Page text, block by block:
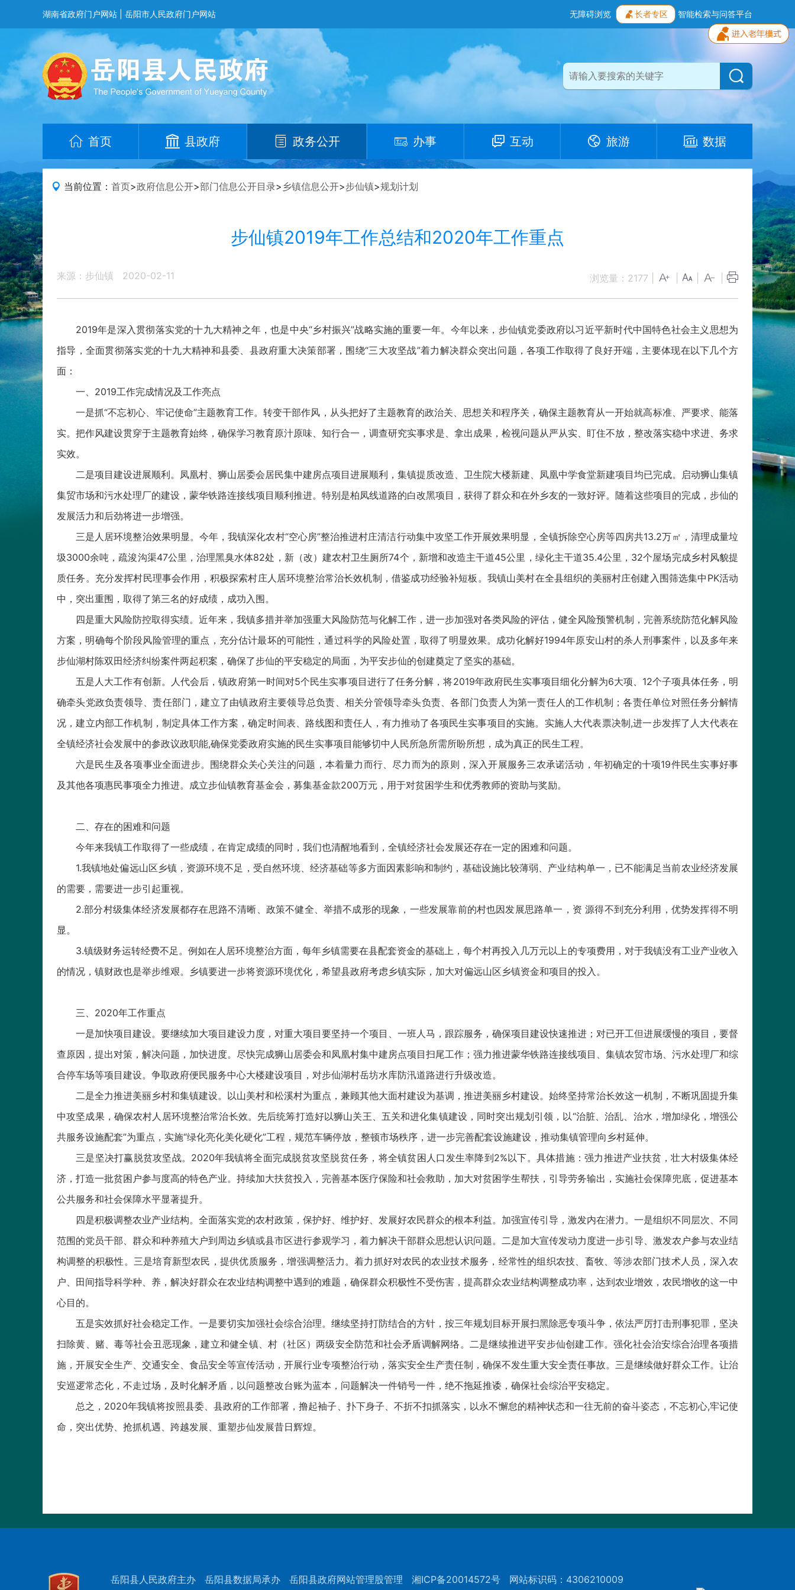
湖南省政府门户网站 岳阳市人民政府门户网站 无障碍浏览 长者专区 智能检索与问答平台
首页 县政府 政务公开 办事 互动 旅游 数据
当前位置： 首页>政府信息公开>部门信息公开目录> 乡镇信息公开>步仙镇>规划计划
步仙镇2019年工作总结和2020年工作重点
来源：步仙镇 2020-02-11 浏览量： 2177
2019年是深入贯彻落实党的十九大精神之年，也是中央“乡村振兴”战略实施的重要一年。今年以来，步仙镇党委政府以习近平新时代中国特色社会主义思想为
指导，全面贯彻落实党的十九大精神和县委、县政府重大决策部署，围绕“三大攻坚战”着力解决群众突出问题，各项工作取得了良好开端，主要体现在以下几个方
面：
一、2019工作完成情况及工作亮点
一是抓“不忘初心、牢记使命”主题教育工作。转变干部作风，从头把好了主题教育的政治关、思想关和程序关，确保主题教育从一开始就高标准、严要求、能落
实。把作风建设贯穿于主题教育始终，确保学习教育原汁原味、知行合一，调查研究实事求是、拿出成果，检视问题从严从实、盯住不放，整改落实稳中求进、务求
实效。
二是项目建设进展顺利。凤凰村、狮山居委会居民集中建房点项目进展顺利，集镇提质改造、卫生院大楼新建、凤凰中学食堂新建项目均已完成。启动狮山集镇
集贸市场和污水处理厂的建设，蒙华铁路连接线项目顺利推进。特别是柏凤线道路的白改黑项目，获得了群众和在外乡友的一致好评。随着这些项目的完成，步仙的
发展活力和后劲将进一步增强。
三是人居环境整治效果明显。今年，我镇深化农村“空心房”整治推进村庄清洁行动集中攻坚工作开展效果明显，全镇拆除空心房等四房共13.2万㎡，清理成量垃
圾3000余吨，疏浚沟渠47公里，治理黑臭水体82处，新（改）建农村卫生厕所74个，新增和改造主干道45公里，绿化主干道35.4公里，32个屋场完成乡村风貌提
质任务。充分发挥村民理事会作用，积极探索村庄人居环境整治常治长效机制，借鉴成功经验补短板。我镇山美村在全县组织的美丽村庄创建入围筛选集中PK活动
中，突出重围，取得了第三名的好成绩，成功入围。
四是重大风险防控取得实绩。近年来，我镇多措并举加强重大风险防范与化解工作，进一步加强对各类风险的评估，健全风险预警机制，完善系统防范化解风险
方案，明确每个阶段风险管理的重点，充分估计最坏的可能性，通过科学的风险处置，取得了明显效果。成功化解好1994年原安山村的杀人刑事案件，以及多年来
步仙湖村陈双田经济纠纷案件两起积案，确保了步仙的平安稳定的局面，为平安步仙的创建奠定了坚实的基础。
五是人大工作有创新。人代会后，镇政府第一时间对5个民生实事项目进行了任务分解，将2019年政府民生实事项目细化分解为6大项、12个子项具体任务，明
确牵头党政负责领导、责任部门，建立了由镇政府主要领导总负责、相关分管领导牵头负责、各部门负责人为第一责任人的工作机制；各责任单位对照任务分解情
况，建立内部工作机制，制定具体工作方案，确定时间表、路线图和责任人，有力推动了各项民生实事项目的实施。实施人大代表票决制,进一步发挥了人大代表在
全镇经济社会发展中的参政议政职能,确保党委政府实施的民生实事项目能够切中人民所急所需所盼所想，成为真正的民生工程。
六是民生及各项事业全面进步。围绕群众关心关注的问题，本着量力而行、尽力而为的原则，深入开展服务三农承诺活动，年初确定的十项19件民生实事好事
及其他各项惠民事项全力推进。成立步仙镇教育基金会，募集基金款200万元，用于对贫困学生和优秀教师的资助与奖励。
二、存在的困难和问题
今年来我镇工作取得了一些成绩，在肯定成绩的同时，我们也清醒地看到，全镇经济社会发展还存在一定的困难和问题。
1.我镇地处偏远山区乡镇，资源环境不足，受自然环境、经济基础等多方面因素影响和制约，基础设施比较薄弱、产业结构单一，已不能满足当前农业经济发展
的需要，需要进一步引起重视。
2.部分村级集体经济发展都存在思路不清晰、政策不健全、举措不成形的现象，一些发展靠前的村也因发展思路单一，资 源得不到充分利用，优势发挥得不明
显。
3.镇级财务运转经费不足。例如在人居环境整治方面，每年乡镇需要在县配套资金的基础上，每个村再投入几万元以上的专项费用，对于我镇没有工业产业收入
的情况，镇财政也是举步维艰。乡镇要进一步将资源环境优化，希望县政府考虑乡镇实际，加大对偏远山区乡镇资金和项目的投入。
三、2020年工作重点
一是加快项目建设。要继续加大项目建设力度，对重大项目要坚持一个项目、一班人马，跟踪服务，确保项目建设快速推进；对已开工但进展缓慢的项目，要督
查原因，提出对策，解决问题，加快进度。尽快完成狮山居委会和凤凰村集中建房点项目扫尾工作；强力推进蒙华铁路连接线项目、集镇农贸市场、污水处理厂和综
合停车场等项目建设。争取政府便民服务中心大楼建设项目，对步仙湖村岳坊水库防汛道路进行升级改造。
二是全力推进美丽乡村和集镇建设。以山美村和松溪村为重点，兼顾其他大面村建设为基调，推进美丽乡村建设。始终坚持常治长效这一机制，不断巩固提升集
中攻坚成果，确保农村人居环境整治常治长效。先后统筹打造好以狮山关王、五关和进化集镇建设，同时突出规划引领，以“治脏、治乱、治水，增加绿化，增强公
共服务设施配套”为重点，实施“绿化亮化美化硬化”工程，规范车辆停放，整顿市场秩序，进一步完善配套设施建设，推动集镇管理向乡村延伸。
三是坚决打赢脱贫攻坚战。2020年我镇将全面完成脱贫攻坚脱贫任务，将全镇贫困人口发生率降到2%以下。具体措施：强力推进产业扶贫，壮大村级集体经
济，打造一批贫困户参与度高的特色产业。持续加大扶贫投入，完善基本医疗保险和社会救助，加大对贫困学生帮扶，引导劳务输出，实施社会保障兜底，促进基本
公共服务和社会保障水平显著提升。
四是积极调整农业产业结构。全面落实党的农村政策，保护好、维护好、发展好农民群众的根本利益。加强宣传引导，激发内在潜力。一是组织不同层次、不同
范围的党员干部、群众和种养殖大户到周边乡镇或县市区进行参观学习，着力解决干部群众思想认识问题。二是加大宣传发动力度进一步引导、激发农户参与农业结
构调整的积极性。三是培育新型农民，提供优质服务，增强调整活力。着力抓好对农民的农业技术服务，经常性的组织农技、畜牧、等涉农部门技术人员，深入农
户、田间指导科学种、养，解决好群众在农业结构调整中遇到的难题，确保群众积极性不受伤害，提高群众农业结构调整成功率，达到农业增效，农民增收的这一中
心目的。
五是实效抓好社会稳定工作。一是要切实加强社会综合治理。继续坚持打防结合的方针，按三年规划目标开展扫黑除恶专项斗争，依法严厉打击刑事犯罪，坚决
扫除黄、赌、毒等社会丑恶现象，建立和健全镇、村（社区）两级安全防范和社会矛盾调解网络。二是继续推进平安步仙创建工作。强化社会治安综合治理各项措
施，开展安全生产、交通安全、食品安全等宣传活动，开展行业专项整治行动，落实安全生产责任制，确保不发生重大安全责任事故。三是继续做好群众工作。让治
安巡逻常态化，不走过场，及时化解矛盾，以问题整改台账为蓝本，问题解决一件销号一件，绝不拖延推诿，确保社会综治平安稳定。
总之，2020年我镇将按照县委、县政府的工作部署，撸起袖子、扑下身子、不折不扣抓落实，以永不懈怠的精神状态和一往无前的奋斗姿态，不忘初心,牢记使
命，突出优势、抢抓机遇、跨越发展、重塑步仙发展昔日辉煌。
岳阳县人民政府主办 岳阳县数据局承办 岳阳县政府网站管理股管理 湘ICP备20014572号 网站标识码：4306210009